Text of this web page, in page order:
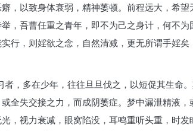
，以致身体衰弱，精神萎顿。前程远大，希
，吾曹任重之青年，即不为己之身计，何不
行，则婬欲之念，自然清减，更无所谓手婬
者，多在少年，往往旦旦伐之，以短促其生
全失交接之力，而成阴萎症。梦中漏泄精液
，视力衰减，眼窝陷没，耳鸣重听头重，时